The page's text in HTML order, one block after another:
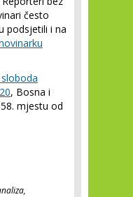
često
podsjetili i na
, Bosna i
mjestu od